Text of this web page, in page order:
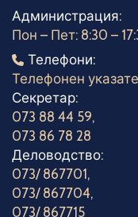
Администрация:
Пон – Пет: 8:30 –
Телефони
Телефони:
Телефонен
Секретар:
073 88 44 59,
073 86 78 28
Деловодство:
073/ 867701,
073/ 867704,
073/ 867715